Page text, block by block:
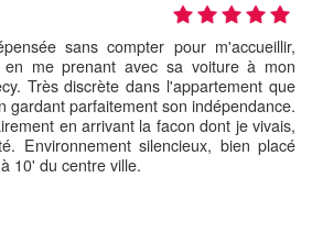
sans compter pour m'accueillir,
en me prenant avec sa voiture à mon
Très discrète dans l'appartement que
gardant parfaitement son indépendance.
en arrivant la facon dont je vivais,
Environnement silencieux, bien placé
10' du centre ville.